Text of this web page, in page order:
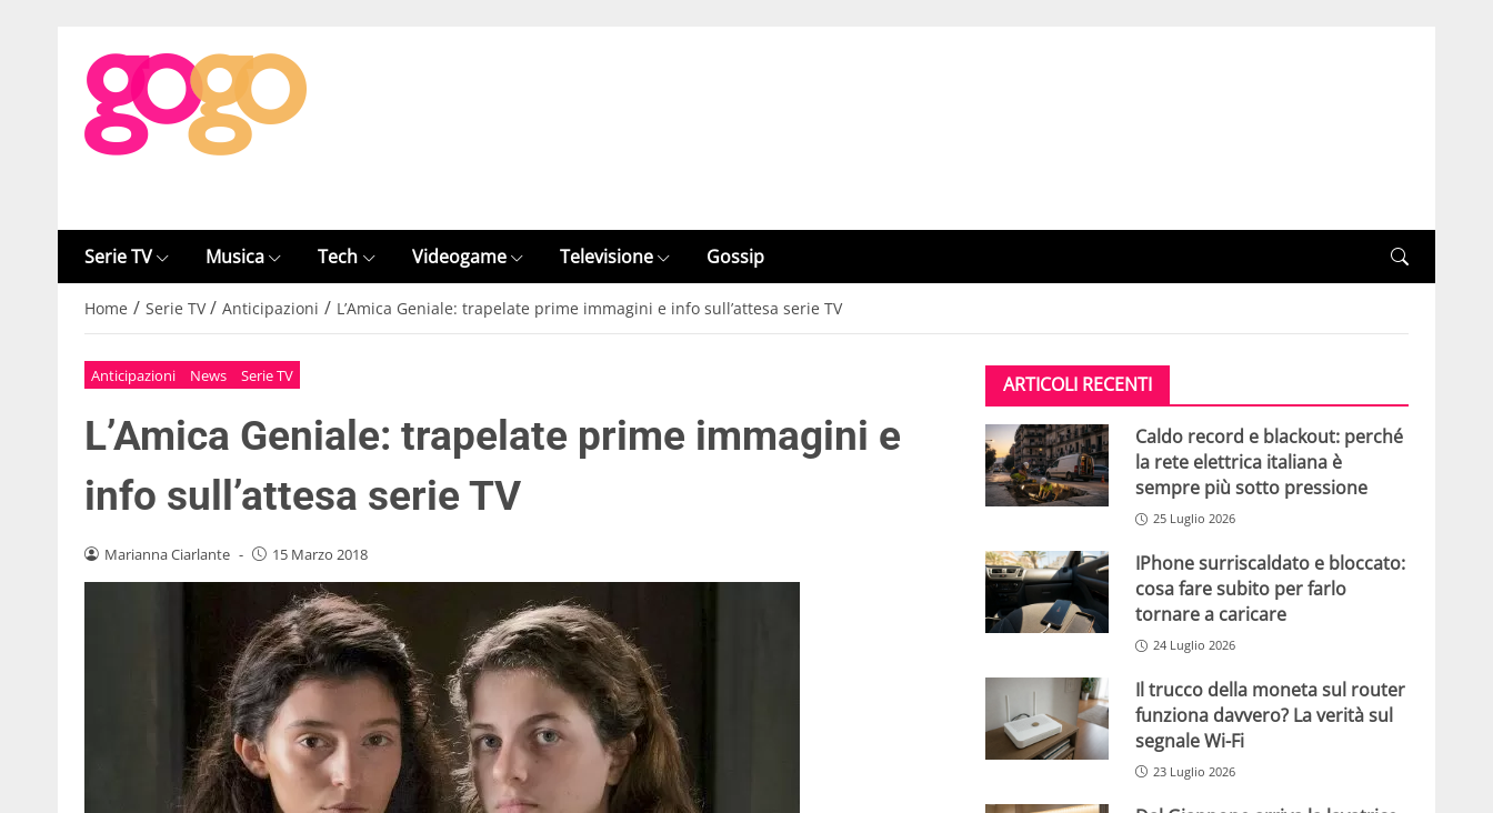
Serie TV Musica Tech Videogame Televisione Gossip
Home / Serie TV / Anticipazioni / L’Amica Geniale: trapelate prime immagini e info sull’attesa serie TV
Anticipazioni News Serie TV
L’Amica Geniale: trapelate prime immagini e
info sull’attesa serie TV
Marianna Ciarlante - 15 Marzo 2018
ARTICOLI RECENTI
Caldo record e blackout: perché
la rete elettrica italiana è
sempre più sotto pressione
25 Luglio 2026
IPhone surriscaldato e bloccato:
cosa fare subito per farlo
tornare a caricare
24 Luglio 2026
Il trucco della moneta sul router
funziona davvero? La verità sul
segnale Wi-Fi
23 Luglio 2026